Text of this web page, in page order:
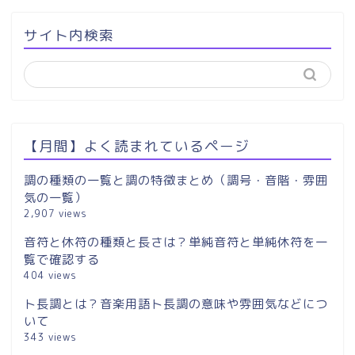
サイト内検索
【月間】よく読まれているページ
調の種類の一覧と調の特徴まとめ（調号・音階・雰囲
気の一覧）
2,907 views
音符と休符の種類と長さは？単純音符と単純休符を一
覧で確認する
404 views
ト長調とは？音楽用語ト長調の意味や雰囲気などにつ
いて
343 views